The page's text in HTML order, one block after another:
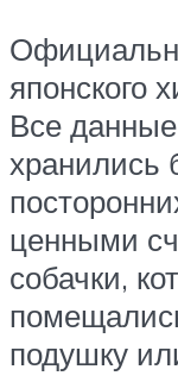
японского
Все
хранились
ценными
собачки,
подушку